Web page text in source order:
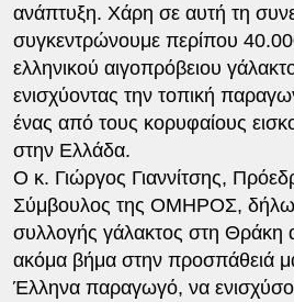
ανάπτυξη. Χάρη σε αυτή τη
συγκεντρώνουμε περίπου
ελληνικού αιγοπρόβειου
ενισχύοντας την τοπική
ένας από τους κορυφαίους
στην Ελλάδα.
Ο κ. Γιώργος Γιαννίτσης,
Σύμβουλος της ΟΜΗΡΟΣ,
συλλογής γάλακτος στη Θράκη
ακόμα βήμα στην προσπάθειά
Έλληνα παραγωγό, να